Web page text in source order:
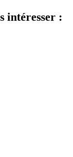
intéresser :